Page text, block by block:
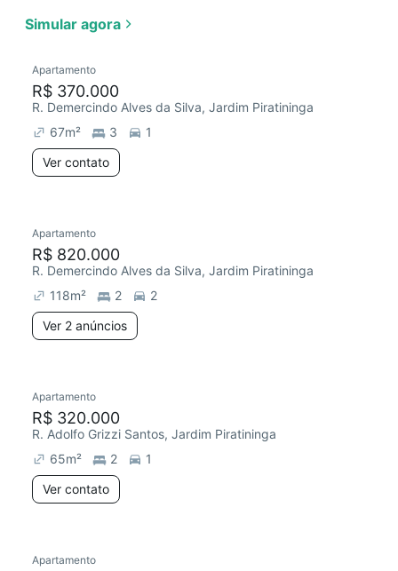
Simular agora
Apartamento
R$ 370.000
R. Demercindo Alves da Silva, Jardim Piratininga
67m² 3
1
Ver contato
Apartamento
R$ 820.000
R. Demercindo Alves da Silva, Jardim Piratininga
118m² 2
2
Ver 2 anúncios
Apartamento
R$ 320.000
R. Adolfo Grizzi Santos, Jardim Piratininga
65m² 2
1
Ver contato
Apartamento